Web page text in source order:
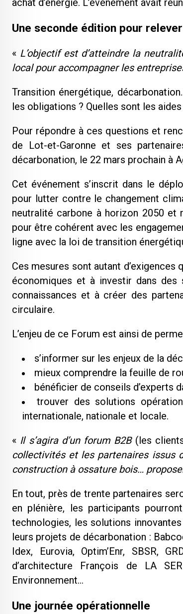
achat d’énergie. L’événement avait
Une seconde édition pour
« L’objectif est d’atteindre la
local pour accompagner les
Transition énergétique,
les obligations ? Quelles sont les
Pour répondre à ces questions et
de Lot-et-Garonne et ses
décarbonation, le 22 mars prochain à
Cet événement s’inscrit dans le
pour lutter contre le changement
neutralité carbone à horizon 2050 et
pour être cohérent avec les
ligne avec la loi de transition
Ces mesures sont autant d’exigences
économiques et à investir dans des
connaissances et à créer des
circulaire.
L’enjeu de ce Forum est ainsi de
s’informer sur les enjeux de la
mieux comprendre la feuille de
bénéficier de conseils d’experts
trouver des solutions
internationale, nationale et locale.
« Il s’agira d’un forum B2B(les
collectivités et les partenaires issus
construction à ossature bois…
En tout, près de trente partenaires
en plénière, les participants
technologies, les solutions
leurs projets de décarbonation :
Idex, Eurovia, Optim’Enr, SBSR,
d’architecture François de LA
Environnement…
Une journée opérationnelle